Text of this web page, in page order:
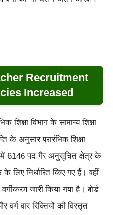
Recruitment
Increased
शिक्षा विभाग के सामान्य शिक्षा
के अनुसार प्रारंभिक शिक्षा
6146 पद गैर अनुसूचित क्षेत्र के
लिए निर्धारित किए गए हैं। वहीं
जारी किया गया है। बोर्ड
वर्ग वार रिक्तियों की विस्तृत